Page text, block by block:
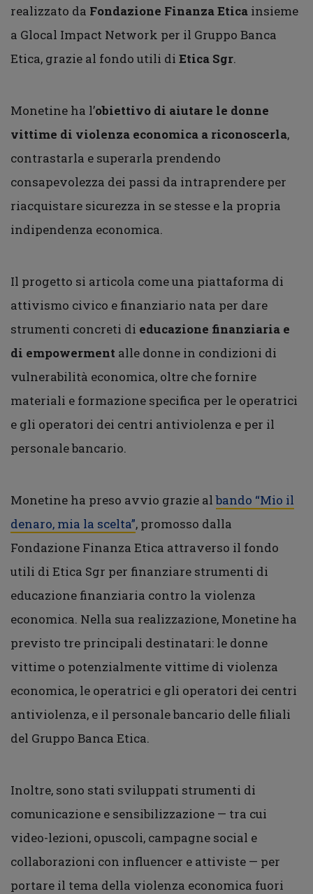
realizzato da Fondazione Finanza Etica insieme
a Glocal Impact Network per il Gruppo Banca
Etica, grazie al fondo utili di Etica Sgr.
Monetine ha l’obiettivo di aiutare le donne
vittime di violenza economica a riconoscerla,
contrastarla e superarla prendendo
consapevolezza dei passi da intraprendere per
riacquistare sicurezza in se stesse e la propria
indipendenza economica.
Il progetto si articola come una piattaforma di
attivismo civico e finanziario nata per dare
strumenti concreti di educazione finanziaria e
di empowerment alle donne in condizioni di
vulnerabilità economica, oltre che fornire
materiali e formazione specifica per le operatrici
e gli operatori dei centri antiviolenza e per il
personale bancario.
Monetine ha preso avvio grazie albando “Mio il
denaro, mia la scelta”, promosso dalla
Fondazione Finanza Etica attraverso il fondo
utili di Etica Sgr per finanziare strumenti di
educazione finanziaria contro la violenza
economica. Nella sua realizzazione, Monetine ha
previsto tre principali destinatari: le donne
vittime o potenzialmente vittime di violenza
economica, le operatrici e gli operatori dei centri
antiviolenza, e il personale bancario delle filiali
del Gruppo Banca Etica.
Inoltre, sono stati sviluppati strumenti di
comunicazione e sensibilizzazione — tra cui
video-lezioni, opuscoli, campagne social e
collaborazioni con influencer e attiviste — per
portare il tema della violenza economica fuori